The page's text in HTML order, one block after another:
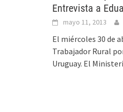
Entrevista a
mayo 11, 2013
El miércoles 30 de
Trabajador Rural
Uruguay. El